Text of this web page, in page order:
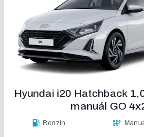
Hyundai i20 Hatchback
manuál GO
Benzín